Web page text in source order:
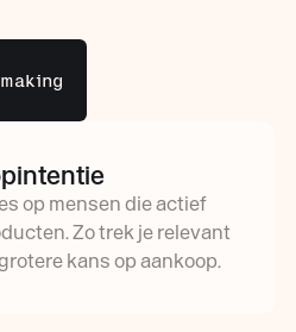
op mensen die actief
Zo trek je relevant
kans op aankoop.